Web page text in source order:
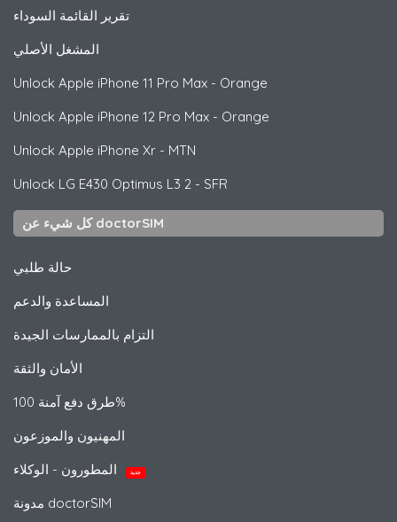
تقرير القائمة السوداء
المشغل الأصلي
Unlock Apple iPhone 11 Pro Max - Orange
Unlock Apple iPhone 12 Pro Max - Orange
Unlock Apple iPhone Xr - MTN
Unlock LG E430 Optimus L3 2 - SFR
كل شيء عن doctorSIM
حالة طلبي
المساعدة والدعم
التزام بالممارسات الجيدة
الأمان والثقة
طرق دفع آمنة 100%
المهنيون والموزعون
جديد
مدونة doctorSIM